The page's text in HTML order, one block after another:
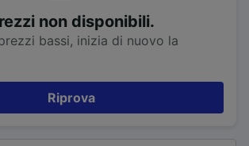
non disponibili.
bassi, inizia di nuovo la
Riprova